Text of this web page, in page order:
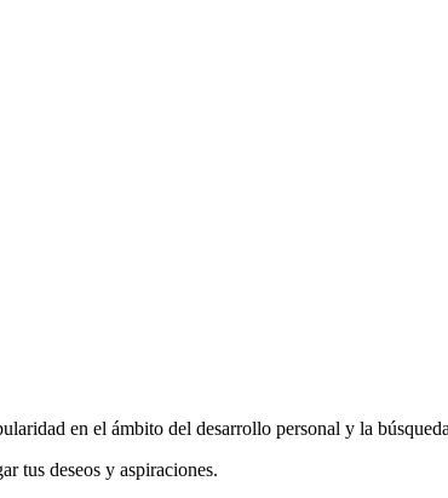
en el ámbito del desarrollo personal y la
tus deseos y aspiraciones.